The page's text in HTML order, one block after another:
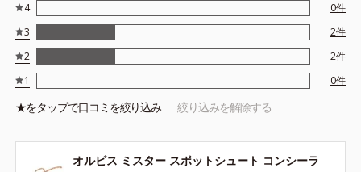
4
0件
3
2件
2
2件
1
0件
★をタップで口コミを絞り込み 絞り込みを解除する
オルビス ミスター スポットシュート コンシーラ